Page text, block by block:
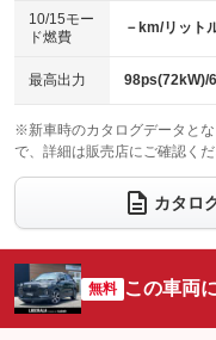
ベンチシート
：装備なし
チップアップシート
：装備なし
：装備なし
ウォークスルー
：装備なし
電動リアゲート
：装備なし
サイドカメラ
：装備なし
：装備なし
10/15モー
ド燃費
－km/リット
最高出力 98ps(72kW)/
※新車時のカタログデータと
で、詳細は販売店にご確認くだ
カタロ
無料 この車両